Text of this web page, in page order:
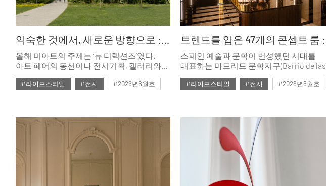
익숙한 것에서, 새로운 방향으로 : miart 2026
올해 미아트의 주제는 ‘뉴 디렉션즈’였다.
아트 페어의 동선이나 전시기획, 갤러리와
협업방식에서 기존과는 다른 새로운 시도가
인상적이었다.
#라이프스타일 #전시 #2026년6월호
스페인 예술과 문학이 번성했던 시대를
대표하는 마드리드 문학지구(Barrio de las
Letras)의 130년 된 후작의 저택에 동시대의
감각적이고 창의적인 디자인이 더해졌다.
트렌드를 엿볼 수 있는 47개의 콘셉트 룸을
선보였고, 다채로운 아이디어와 영감을
나누는 다양한 행사가 함께 진행됐다.
#라이프스타일 #전시 #2026년6월호